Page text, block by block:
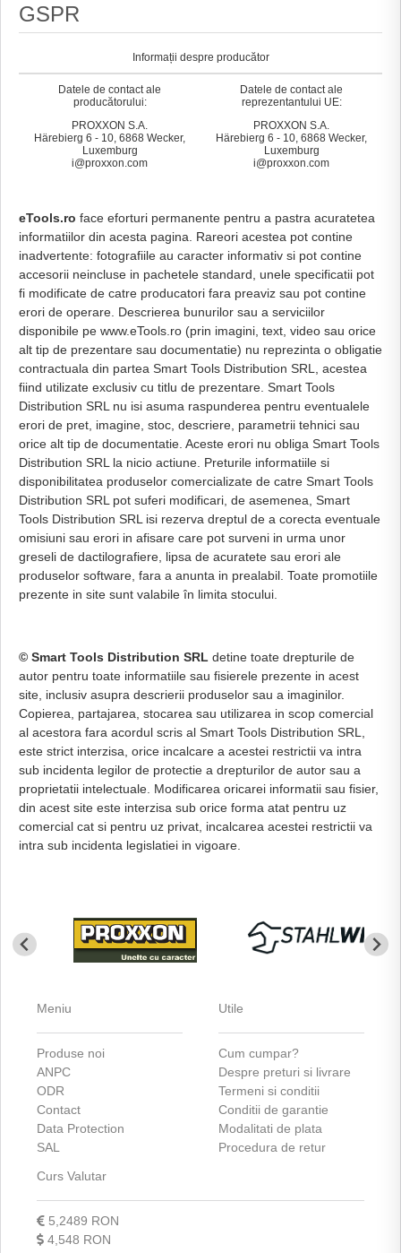
GSPR
Informații despre producător
Datele de contact ale
producătorului:
PROXXON S.A.
Härebierg 6 - 10, 6868 Wecker,
Luxemburg
i@proxxon.com
Datele de contact ale
reprezentantului UE:
PROXXON S.A.
Härebierg 6 - 10, 6868 Wecker,
Luxemburg
i@proxxon.com
eTools.ro face eforturi permanente pentru a pastra acuratetea
informatiilor din acesta pagina. Rareori acestea pot contine
inadvertente: fotografiile au caracter informativ si pot contine
accesorii neincluse in pachetele standard, unele specificatii pot
fi modificate de catre producatori fara preaviz sau pot contine
erori de operare. Descrierea bunurilor sau a serviciilor
disponibile pe www.eTools.ro (prin imagini, text, video sau orice
alt tip de prezentare sau documentatie) nu reprezinta o obligatie
contractuala din partea Smart Tools Distribution SRL, acestea
fiind utilizate exclusiv cu titlu de prezentare. Smart Tools
Distribution SRL nu isi asuma raspunderea pentru eventualele
erori de pret, imagine, stoc, descriere, parametrii tehnici sau
orice alt tip de documentatie. Aceste erori nu obliga Smart Tools
Distribution SRL la nicio actiune. Preturile informatiile si
disponibilitatea produselor comercializate de catre Smart Tools
Distribution SRL pot suferi modificari, de asemenea, Smart
Tools Distribution SRL isi rezerva dreptul de a corecta eventuale
omisiuni sau erori in afisare care pot surveni in urma unor
greseli de dactilografiere, lipsa de acuratete sau erori ale
produselor software, fara a anunta in prealabil. Toate promotiile
prezente in site sunt valabile în limita stocului.
© Smart Tools Distribution SRL detine toate drepturile de
autor pentru toate informatiile sau fisierele prezente in acest
site, inclusiv asupra descrierii produselor sau a imaginilor.
Copierea, partajarea, stocarea sau utilizarea in scop comercial
al acestora fara acordul scris al Smart Tools Distribution SRL,
este strict interzisa, orice incalcare a acestei restrictii va intra
sub incidenta legilor de protectie a drepturilor de autor sau a
proprietatii intelectuale. Modificarea oricarei informatii sau fisier,
din acest site este interzisa sub orice forma atat pentru uz
comercial cat si pentru uz privat, incalcarea acestei restrictii va
intra sub incidenta legislatiei in vigoare.
Meniu
Produse noi
ANPC
ODR
Contact
Data Protection
SAL
Utile
Cum cumpar?
Despre preturi si livrare
Termeni si conditii
Conditii de garantie
Modalitati de plata
Procedura de retur
Curs Valutar
5,2489 RON
4,548 RON